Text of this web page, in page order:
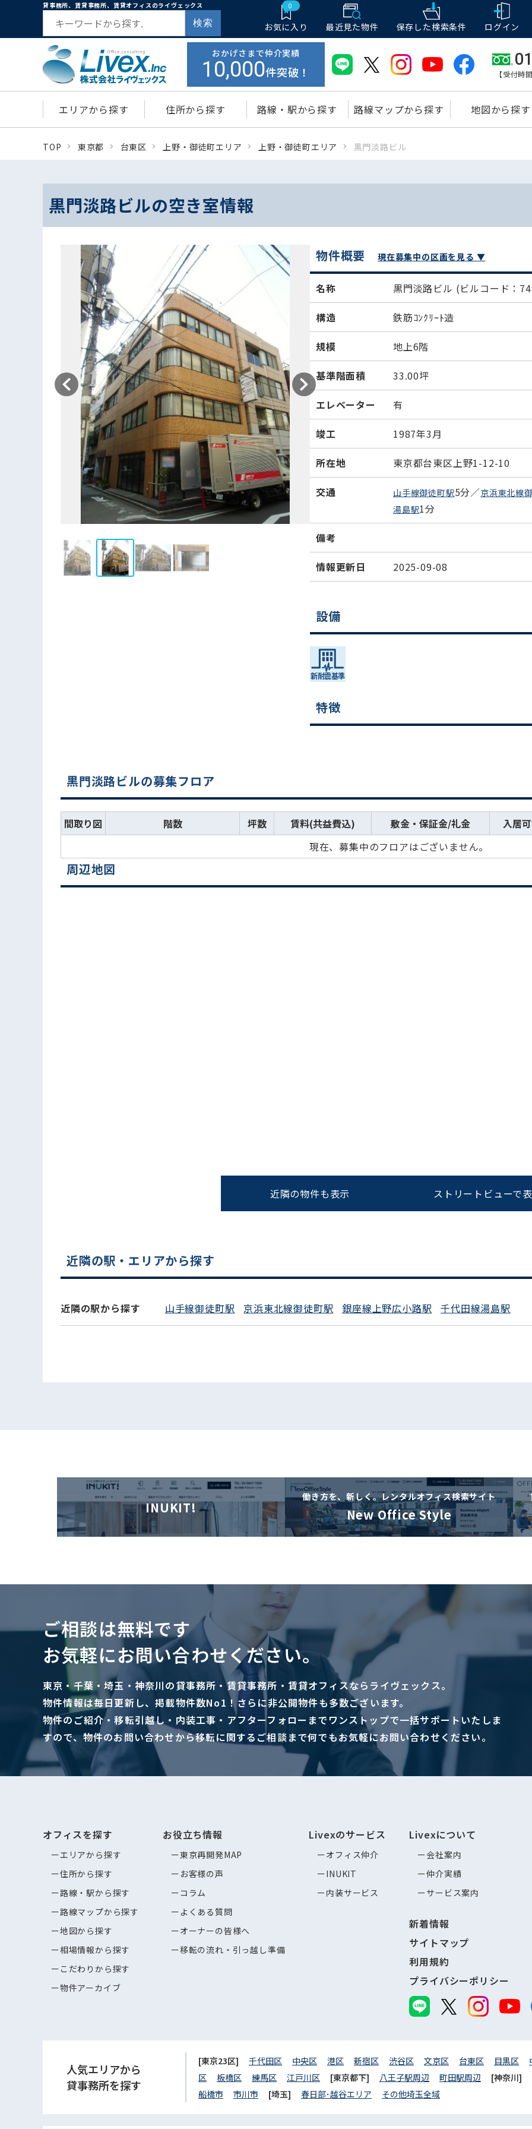
貸事務所、賃貸事務所、賃貸オフィスのライヴェックス
検索
0
お気に入り 最近見た物件 保存した検索条件 ログイン
おかげさまで仲介実績
10,000件突破！ 【受付時
エリアから探す 住所から探す 路線・駅から探す 路線マップから探す 地図から探す
TOP 東京都 台東区 上野・御徒町エリア 上野・御徒町エリア 黒門淡路ビル
黒門淡路ビルの空き室情報
物件概要 現在募集中の区画を見る ▼
名称 黒門淡路ビル (ビルコード：
構造 鉄筋ｺﾝｸﾘｰﾄ造
規模 地上6階
基準階面積 33.00坪
エレベーター 有
竣工 1987年3月
所在地 東京都台東区上野1-12-10
交通 山手線御徒町駅5分／京浜東北線
湯島駅1分
備考
情報更新日 2025-09-08
設備
特徴
黒門淡路ビルの募集フロア
間取り図 階数 坪数 賃料(共益費込) 敷金・保証金/礼金 入居
現在、募集中のフロアはございません。
周辺地図
近隣の物件も表示 ストリートビューで
近隣の駅・エリアから探す
近隣の駅から探す 山手線御徒町駅 京浜東北線御徒町駅 銀座線上野広小路駅 千代田線湯島駅
INUKIT!
働き方を、新しく。レンタルオフィス検索サイト
New Office Style
ご相談は無料です
お気軽にお問い合わせください。
東京・千葉・埼玉・神奈川の貸事務所・賃貸事務所・賃貸オフィスならライヴェックス。
物件情報は毎日更新し、掲載物件数No1！さらに非公開物件も多数ございます。
物件のご紹介・移転引越し・内装工事・アフターフォローまでワンストップで一括サポートいたしま
すので、物件のお問い合わせから移転に関するご相談まで何でもお気軽にお問い合わせください。
オフィスを探す
エリアから探す
住所から探す
路線・駅から探す
路線マップから探す
地図から探す
相場情報から探す
こだわりから探す
物件アーカイブ
お役立ち情報
東京再開発MAP
お客様の声
コラム
よくある質問
オーナーの皆様へ
移転の流れ・引っ越し準備
Livexのサービス
オフィス仲介
INUKIT
内装サービス
Livexについて
会社案内
仲介実績
サービス案内
新着情報
サイトマップ
利用規約
プライバシーポリシー
人気エリアから
貸事務所を探す
[東京23区] 千代田区 中央区 港区 新宿区 渋谷区 文京区 台東区 目黒区
区
板橋区 練馬区 江戸川区 [東京都下] 八王子駅周辺 町田駅周辺 [神奈川]
船橋市
市川市 [埼玉] 春日部･越谷エリア その他埼玉全域